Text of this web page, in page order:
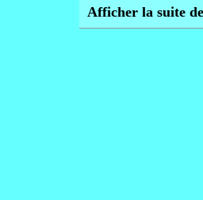
Afficher la suite